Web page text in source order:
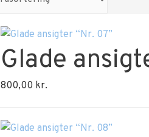
Glade
800,00 kr.